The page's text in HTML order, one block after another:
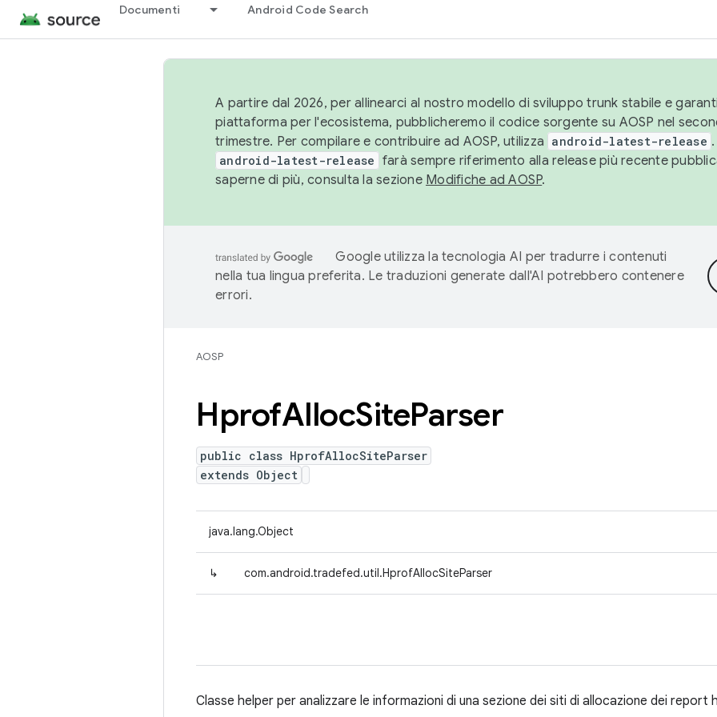
Documenti Android Code Search
A partire dal 2026, per allinearci al nostro modello di sviluppo trunk stabile e
piattaforma per l'ecosistema, pubblicheremo il codice sorgente su AOSP nel
trimestre. Per compilare e contribuire ad AOSP, utilizza android-latest-release
android-latest-release farà sempre riferimento alla release più recente
saperne di più, consulta la sezione Modifiche ad AOSP.
Google utilizza la tecnologia AI per tradurre i contenuti
nella tua lingua preferita. Le traduzioni generate dall'AI potrebbero contenere
errori.
AOSP
HprofAllocSiteParser
public class HprofAllocSiteParser
extends Object
java.lang.Object
↳ com.android.tradefed.util.HprofAllocSiteParser
Classe helper per analizzare le informazioni di una sezione dei siti di allocazione dei report